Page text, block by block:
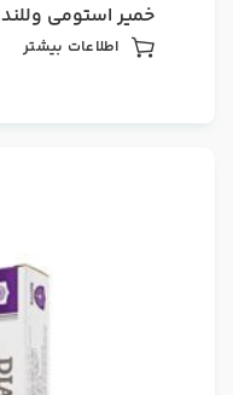
خمیر استومی وللند
اطلاعات بیشتر